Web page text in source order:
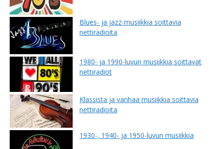
Blues- ja jazz-musiikkia soittavia
nettiradioita
1980- ja 1990-luvun musiikkia soittavat
nettiradiot
Klassista ja vanhaa musiikkia soittavia
nettiradioita
1930-, 1940- ja 1950-luvun musiikkia